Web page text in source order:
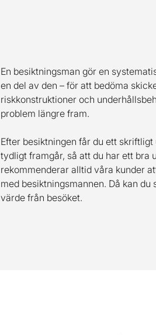
En besiktningsman gör en
en del av den – för att bedöma
riskkonstruktioner och
problem längre fram.
Efter besiktningen får du ett
tydligt framgår, så att du har ett bra
rekommenderar alltid våra kunder
med besiktningsmannen. Då kan
värde från besöket.